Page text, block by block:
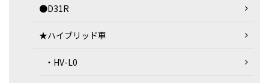
●D31R
★ハイブリッド車
・HV-L0